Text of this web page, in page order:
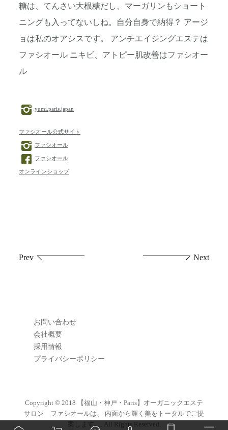
糖は、てんさい大根糖だし、マーガリンもショート
ニングも入ってないしね。自分自身で納得？ アージ
ョは私のオアシスです。 アンチエイジングエステは
ファシオール ニキビ、アトピー肌改善はファシオー
ル
yumi.paris.japan
ファシオール公式サイト
ファシオール
ファシオール
オンラインショップ
ン
Prev Next
お問い合わせ
会社概要
採用情報
プライバシーポリシー
Copyright © 2018
【福山・神戸・Paris】オーガニックエステ
サロン ファシオールは、 内面から輝く美をトータルでご提
案します。
. All Rights Reserved.